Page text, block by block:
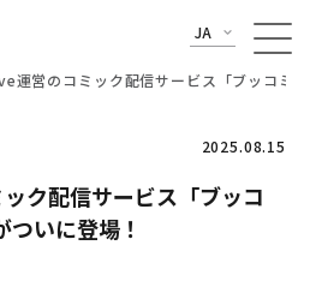
JA
運営のコミック配信サービス「ブッコミ
2025.08.15
ク配信サービス「ブッコ
いに登場！